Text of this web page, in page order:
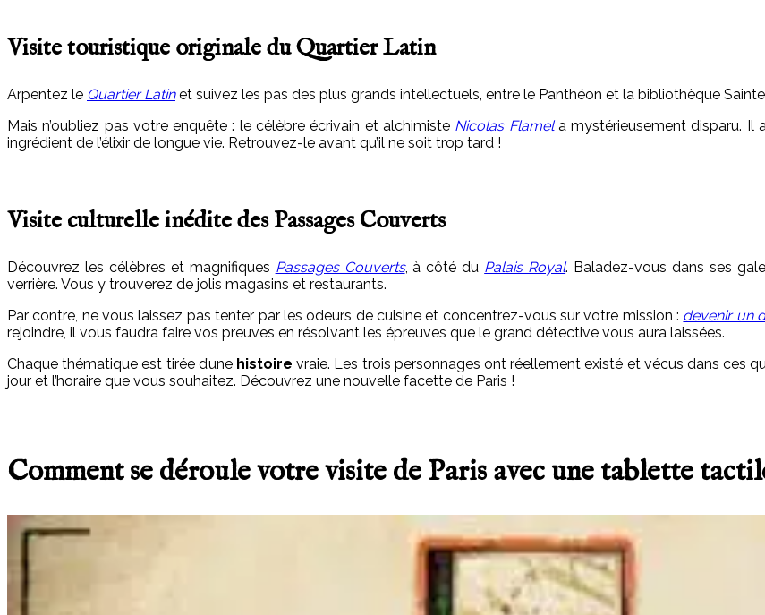
Visite touristique originale du Quartier Latin
Arpentez le Quartier Latinet suivez les pas des plus grands intellectuels, entre le Panthéon et la bibliothèque
Mais n’oubliez pas votre enquête : le célèbre écrivain et alchimiste Nicolas Flamela mystérieusement disparu. Il
ingrédient de l’élixir de longue vie. Retrouvez-le avant qu’il ne soit trop tard !
Visite culturelle inédite des Passages Couverts
Découvrez les célèbres et magnifiques Passages Couverts, à côté du Palais Royal. Baladez-vous dans ses
verrière. Vous y trouverez de jolis magasins et restaurants.
Par contre, ne vous laissez pas tenter par les odeurs de cuisine et concentrez-vous sur votre mission : devenir un
rejoindre, il vous faudra faire vos preuves en résolvant les épreuves que le grand détective vous aura laissées.
Chaque thématique est tirée d’une histoirevraie. Les trois personnages ont réellement existé et vécus dans ces
jour et l’horaire que vous souhaitez. Découvrez une nouvelle facette de Paris !
Comment se déroule votre visite de Paris avec une tablette